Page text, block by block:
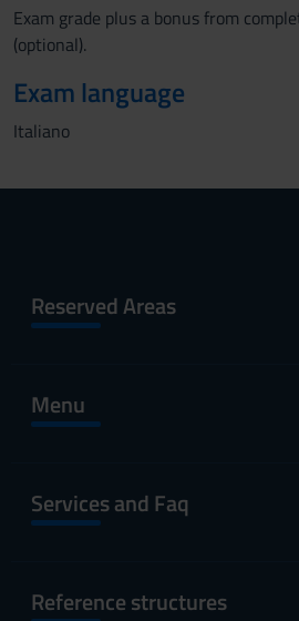
Exam grade plus a bonus from
(optional).
Exam language
Italiano
Reserved Areas
Menu
Services and Faq
Reference structures